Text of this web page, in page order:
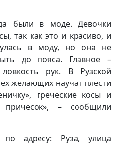
были в моде. Девочки
так как это и красиво, и
в моду, но она не
до пояса. Главное –
рук. В Рузской
желающих научат плести
греческие косы и
причесок», – сообщили
адресу: Руза, улица